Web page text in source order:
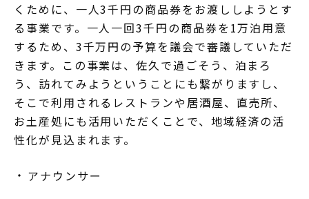
くために、一人3千円の商品券をお渡ししようとす
る事業です。一人一回3千円の商品券を1万泊用意
するため、3千万円の予算を議会で審議していただ
きます。この事業は、佐久で過ごそう、泊まろ
う、訪れてみようということにも繋がりますし、
そこで利用されるレストランや居酒屋、直売所、
お土産処にも活用いただくことで、地域経済の活
性化が見込まれます。
アナウンサー